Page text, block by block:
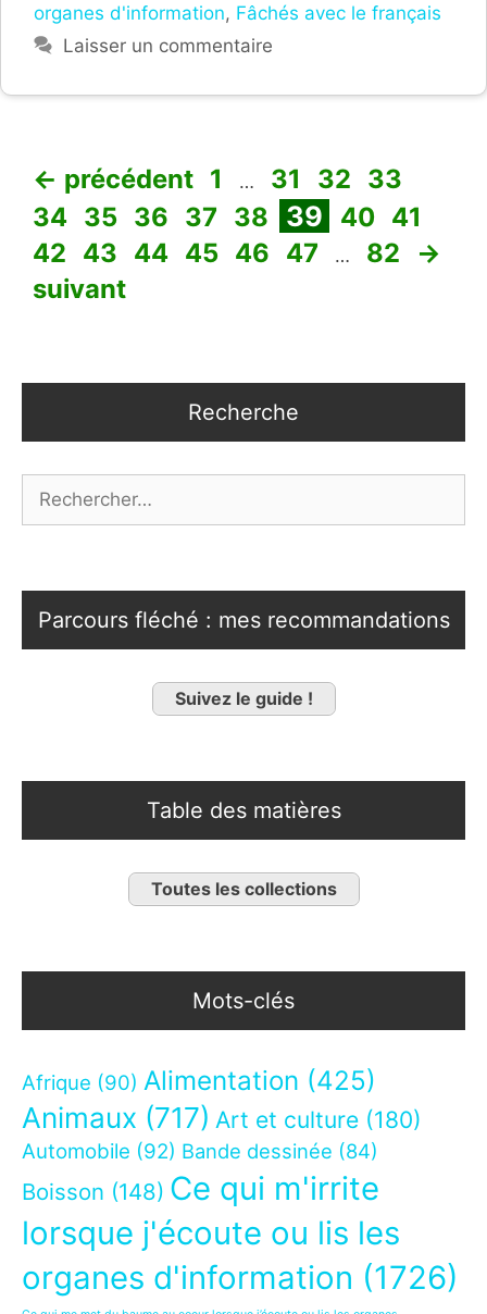
organes d'information, Fâchés avec le français
Laisser un commentaire
← précédent Page
1 … Page
31 Page
32 Page
33
34 Page
35 Page
36 Page
37 Page
38 Page
39 Page
40 Page
41
42 Page
43 Page
44 Page
45 Page
46 Page
47 … Page
82
→
suivant
Recherche
Parcours fléché : mes recommandations
Suivez le guide !
Table des matières
Toutes les collections
Mots-clés
Afrique (90) Alimentation (425)
Animaux (717) Art et culture (180)
Automobile (92) Bande dessinée (84)
Boisson (148) Ce qui m'irrite
lorsque j'écoute ou lis les
organes d'information (1726)